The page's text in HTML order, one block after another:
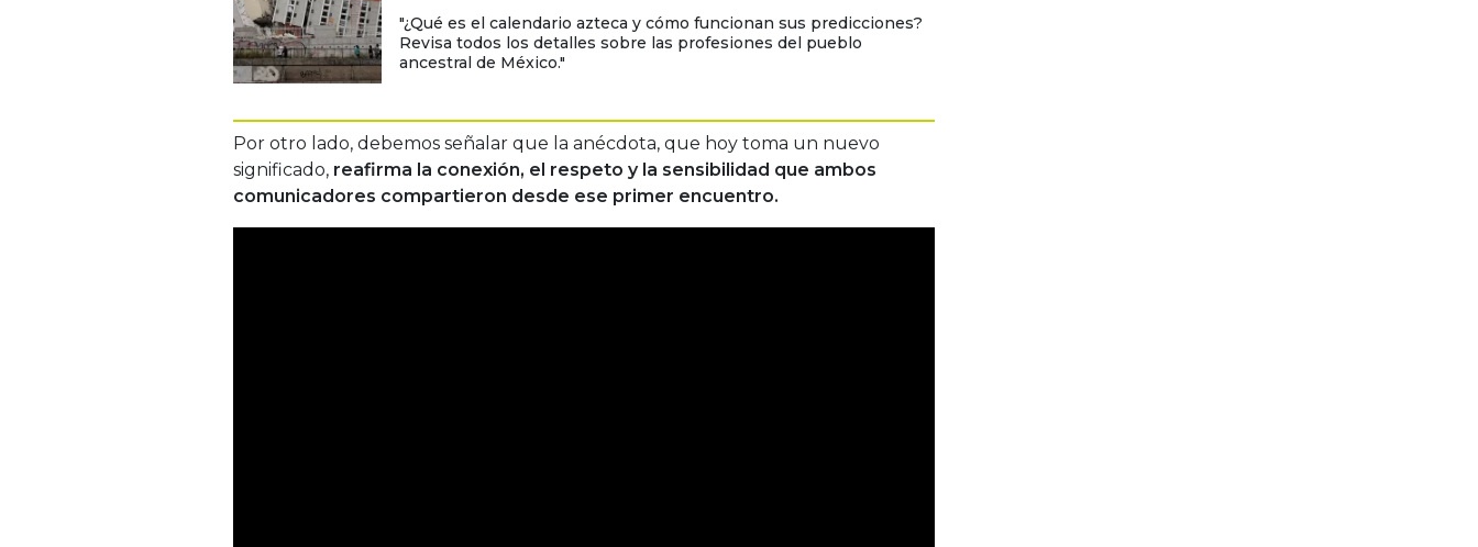
"¿Qué es el calendario azteca y cómo funcionan sus predicciones?
Revisa todos los detalles sobre las profesiones del pueblo
ancestral de México."
Por otro lado, debemos señalar que la anécdota, que hoy toma un nuevo
significado, reafirma la conexión, el respeto y la sensibilidad que ambos
comunicadores compartieron desde ese primer encuentro.